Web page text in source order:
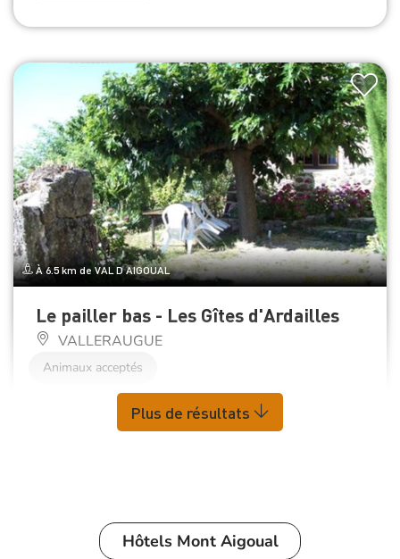
À 6.5 km de VAL D AIGOUAL
Le pailler bas - Les Gîtes d'Ardailles
VALLERAUGUE
Animaux acceptés
Plus de résultats
Hôtels Mont Aigoual